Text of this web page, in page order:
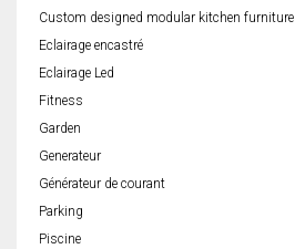
Custom designed modular kitchen furniture
Eclairage encastré
Eclairage Led
Fitness
Garden
Generateur
Générateur de courant
Parking
Piscine